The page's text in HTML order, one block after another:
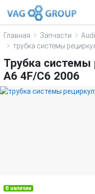
Главная Запчасти Audi
трубка системы
Трубка системы
A6 4F/C6 2006
В наличии